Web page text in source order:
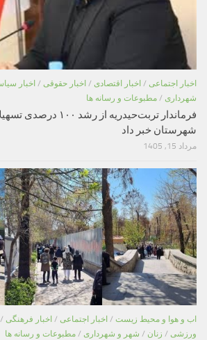
اخبار اجتماعی / اخبار اقتصادی / اخبار حقوقی / اخبار
شهرداری / مطبوعات و رسانه ها
فرماندار تربت‌حیدریه
شهرستان خبر داد
مرداد 15, 1405
اب و هوا و محیط زیست / اخبار اجتماعی / اخبار فرهنگی /
ورزشی / زنان / شهر و شهرداری / مطبوعات و رسانه ها